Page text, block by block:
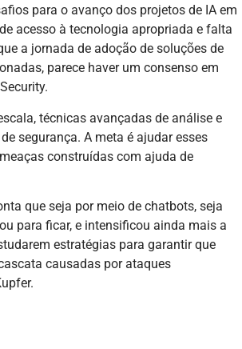
para o avanço dos projetos de IA em
acesso à tecnologia apropriada e falta
a jornada de adoção de soluções de
parece haver um consenso em
técnicas avançadas de análise e
segurança. A meta é ajudar esses
construídas com ajuda de
que seja por meio de chatbots, seja
para ficar, e intensificou ainda mais a
estratégias para garantir que
causadas por ataques